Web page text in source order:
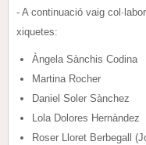
- A continuació vaig
xiquetes:
Àngela Sànchis Codina
Martina Rocher
Daniel Soler Sànchez
Lola Dolores Hernàndez
Roser Lloret Berbegall